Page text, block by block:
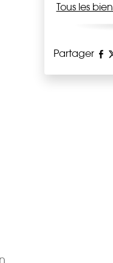
Tous les
Partager